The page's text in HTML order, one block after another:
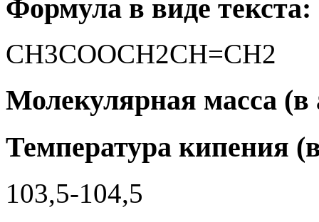
Формула в виде текста:
CH3COOCH2CH=CH2
Молекулярная масса (в
Температура кипения
103,5-104,5